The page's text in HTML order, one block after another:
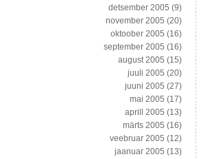
detsember 2005 (9)
november 2005 (20)
oktoober 2005 (16)
september 2005 (16)
august 2005 (15)
juuli 2005 (20)
juuni 2005 (27)
mai 2005 (17)
aprill 2005 (13)
märts 2005 (16)
veebruar 2005 (12)
jaanuar 2005 (13)